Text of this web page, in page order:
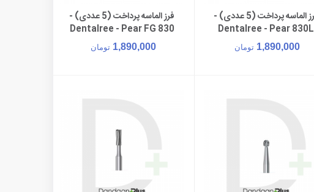
افزودن به سبد خریدفرز الماسه پرداخت (5 عددی) -
Dentalree - Pear 830L
1,890,000 تومان
افزودن به سبد خریدفرز الماسه پرداخت (5 عددی) -
Dentalree - Pear FG 830
1,890,000 تومان